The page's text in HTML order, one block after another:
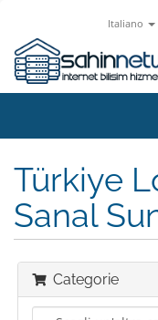
Italiano
Türkiye
Sanal
Categorie